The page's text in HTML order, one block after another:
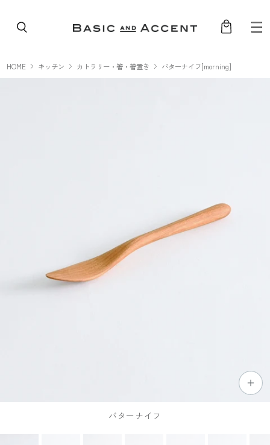
HOME キッチン カトラリー・箸・箸置き バターナイフ[morning]
バターナイフ